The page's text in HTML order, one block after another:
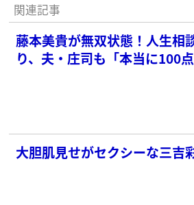
関連記事
藤本美貴が無双状態！人生相
り、夫・庄司も「本当に100
大胆肌見せがセクシーな三吉